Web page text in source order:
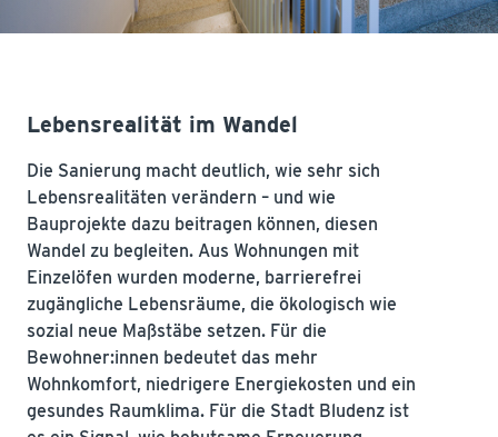
Lebensrealität im Wandel
Die Sanierung macht deutlich, wie sehr sich
Lebensrealitäten verändern – und wie
Bauprojekte dazu beitragen können, diesen
Wandel zu begleiten. Aus Wohnungen mit
Einzelöfen wurden moderne, barrierefrei
zugängliche Lebensräume, die ökologisch wie
sozial neue Maßstäbe setzen. Für die
Bewohner:innen bedeutet das mehr
Wohnkomfort, niedrigere Energiekosten und ein
gesundes Raumklima. Für die Stadt Bludenz ist